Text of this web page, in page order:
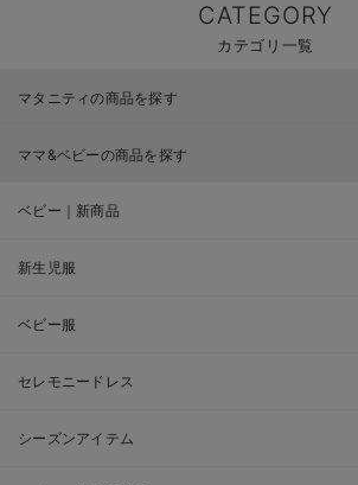
CATEGORY
カテゴリ一覧
マタニティの商品を探す
ママ&ベビーの商品を探す
ベビー｜新商品
新生児服
ベビー服
セレモニードレス
シーズンアイテム